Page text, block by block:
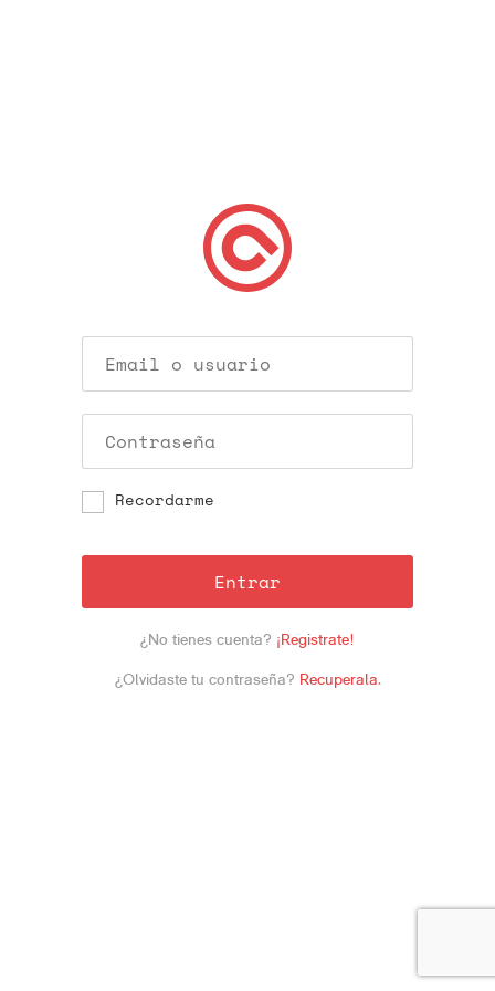
Recordarme
Entrar
¿No tienes cuenta? ¡Registrate!
¿Olvidaste tu contraseña? Recuperala.